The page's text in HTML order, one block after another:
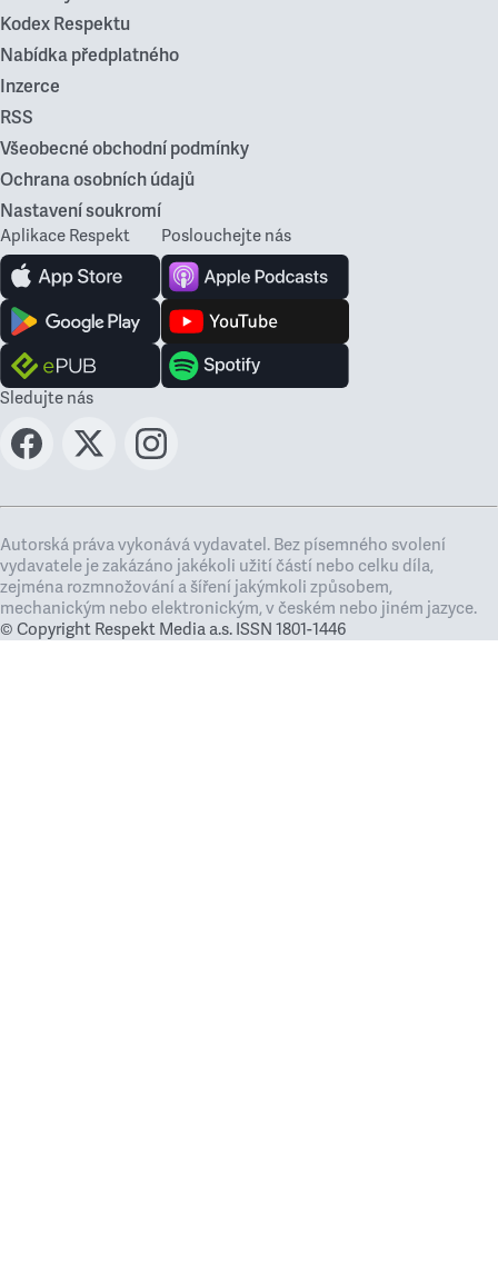
Kodex Respektu
Nabídka předplatného
Inzerce
RSS
Všeobecné obchodní podmínky
Ochrana osobních údajů
Nastavení soukromí
Aplikace Respekt Poslouchejte nás
Sledujte nás
Autorská práva vykonává vydavatel. Bez písemného svolení
vydavatele je zakázáno jakékoli užití částí nebo celku díla,
zejména rozmnožování a šíření jakýmkoli způsobem,
mechanickým nebo elektronickým, v českém nebo jiném jazyce.
© Copyright Respekt Media a.s. ISSN 1801-1446